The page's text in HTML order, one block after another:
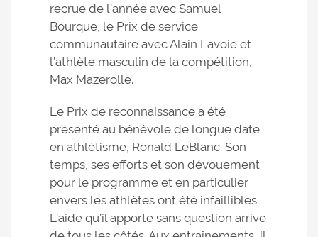
recrue de l’année avec Samuel
Bourque, le Prix de service
communautaire avec Alain Lavoie et
l’athlète masculin de la compétition,
Max Mazerolle.
Le Prix de reconnaissance a été
présenté au bénévole de longue date
en athlétisme, Ronald LeBlanc. Son
temps, ses efforts et son dévouement
pour le programme et en particulier
envers les athlètes ont été infaillibles.
L’aide qu’il apporte sans question arrive